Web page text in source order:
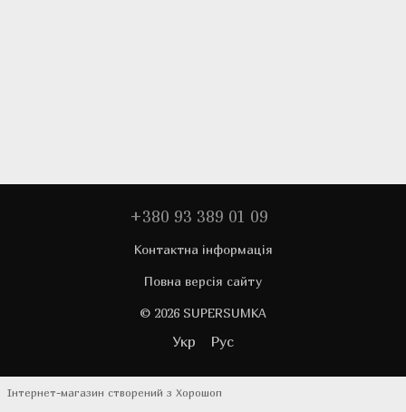
+380 93 389 01 09
Контактна інформація
Повна версія сайту
© 2026 SUPERSUMKA
Укр Рус
Інтернет-магазин створений з Хорошоп